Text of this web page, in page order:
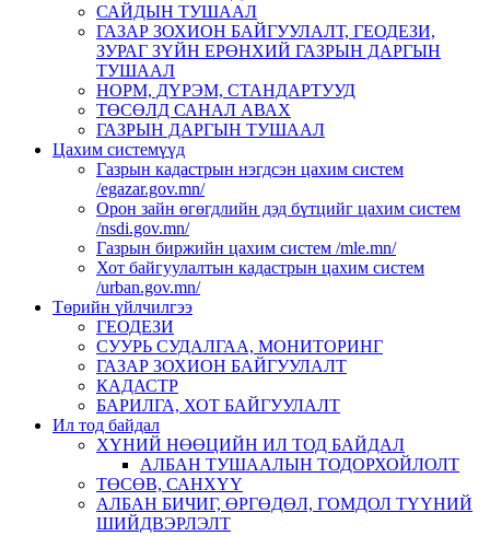
САЙДЫН ТУШААЛ
ГАЗАР ЗОХИОН БАЙГУУЛАЛТ, ГЕОДЕЗИ,
ЗУРАГ ЗҮЙН ЕРӨНХИЙ ГАЗРЫН ДАРГЫН
ТУШААЛ
НОРМ, ДҮРЭМ, СТАНДАРТУУД
ТӨСӨЛД САНАЛ АВАХ
ГАЗРЫН ДАРГЫН ТУШААЛ
Цахим системүүд
Газрын кадастрын нэгдсэн цахим систем
/egazar.gov.mn/
Орон зайн өгөгдлийн дэд бүтцийг цахим систем
/nsdi.gov.mn/
Газрын биржийн цахим систем /mle.mn/
Хот байгуулалтын кадастрын цахим систем
/urban.gov.mn/
Төрийн үйлчилгээ
ГЕОДЕЗИ
СУУРЬ СУДАЛГАА, МОНИТОРИНГ
ГАЗАР ЗОХИОН БАЙГУУЛАЛТ
КАДАСТР
БАРИЛГА, ХОТ БАЙГУУЛАЛТ
Ил тод байдал
ХҮНИЙ НӨӨЦИЙН ИЛ ТОД БАЙДАЛ
АЛБАН ТУШААЛЫН ТОДОРХОЙЛОЛТ
ТӨСӨВ, САНХҮҮ
АЛБАН БИЧИГ, ӨРГӨДӨЛ, ГОМДОЛ ТҮҮНИЙ
ШИЙДВЭРЛЭЛТ